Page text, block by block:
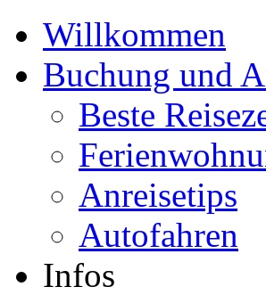
Willkommen
Buchung und
Beste
Anreisetips
Autofahren
Infos